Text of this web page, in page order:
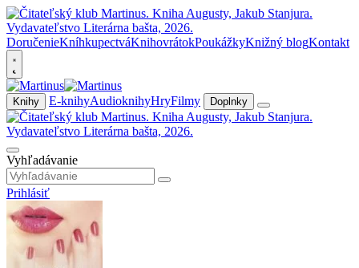
DoručenieKníhkupectváKnihovrátokPoukážkyKnižný blogKontakt
Knihy E-knihyAudioknihyHryFilmy Doplnky
Vyhľadávanie
Prihlásiť